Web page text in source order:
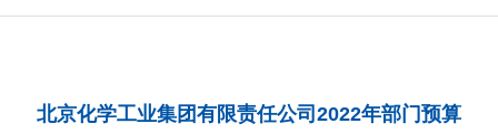
北京化学工业集团有限责任公司2022年部门预算